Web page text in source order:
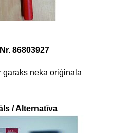
86803927
garāks nekā oriģināla
/ Alternatīva